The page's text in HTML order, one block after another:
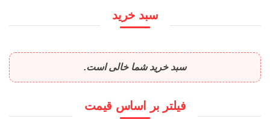
سبد خرید
سبد خرید شما خالی است.
فیلتر بر اساس قیمت